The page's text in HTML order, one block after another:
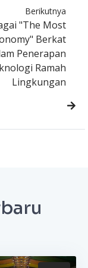
Berikutnya
"The Most
Berkat
Penerapan
Ramah
Lingkungan